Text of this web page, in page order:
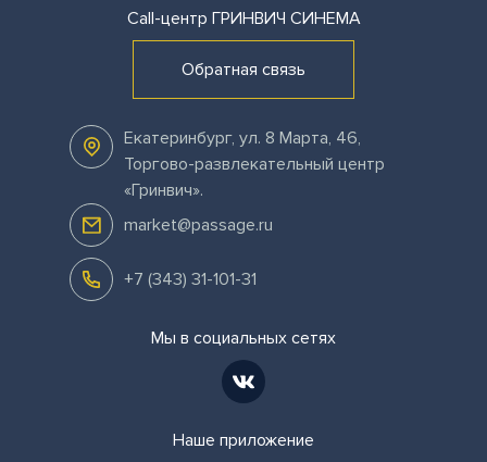
Call-центр ГРИНВИЧ СИНЕМА
Обратная связь
Екатеринбург, ул. 8 Марта, 46,
Торгово-развлекательный центр
«Гринвич».
market@passage.ru
+7 (343) 31-101-31
Мы в социальных сетях
Наше приложение